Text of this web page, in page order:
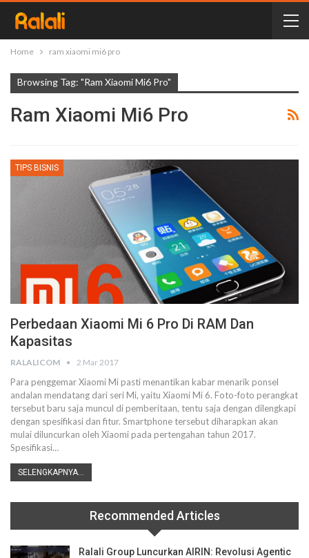
Home ram xiaomi mi6 pro
Browsing Tag: "ram Xiaomi Mi6 Pro"
Ram Xiaomi Mi6 Pro
TIPS BISNIS
Perbedaan Xiaomi Mi 6 Pro Di RAM Dan
Kapasitas
RALALICOM 2 Mar 2017
Para penggemar Xiaomi Mi pasti menantikan kabar menarik ponsel
andalan mendatang dari seri Mi, yaitu Xiaomi Mi 6. Foto-foto perangkat
tersebut baru saja muncul di pemberitaan, tentu saja dengan dilengkapi
dengan spesifikasi dan fitur. Smartphone tersebut diharapkan akan
mulai diluncurkan oleh Xiaomi pada pertengahan tahun 2017.
Spesifikasi…
SELENGKAPNYA...
Recommended Articles
Ralali Group Luncurkan AIRIN: Revolusi Agentic